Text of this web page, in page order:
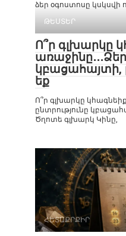
ձեր օգոստոսը կսկսվի
ԹԵՍՏԵՐ
Ո՞ր գլխարկը
կբացահայտի,
եք
Ո՞ր գլխարկը
ընտրությունը
Ծղոտե գլխարկ Կինը,
ՀԵՏԱՔՐՔԻՐ